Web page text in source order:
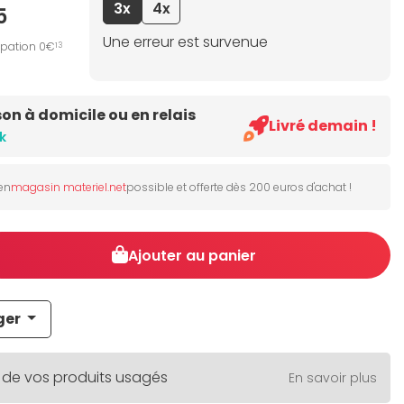
0€13
3x
4x
Une erreur est survenue
à domicile ou en relais
Livré demain !
magasin materiel.netpossible et offerte dès 200 euros d'achat !
Ajouter au panier
de vos produits usagés En savoir plus